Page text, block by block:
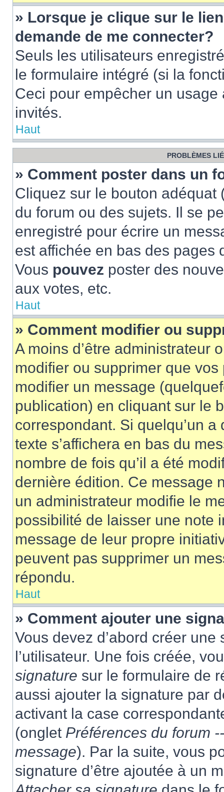
» Lorsque je clique sur le
demande de me connecter?
Seuls les utilisateurs
le formulaire intégré (si la
Ceci pour empêcher un
invités.
Haut
PROBLÈMES
» Comment poster dans un
Cliquez sur le bouton
du forum ou des sujets. Il se
enregistré pour écrire un
est affichée en bas des pages
Vous pouvez poster des
aux votes, etc.
Haut
» Comment modifier ou
A moins d’être administrateur
modifier ou supprimer que
modifier un message
publication) en cliquant sur le
correspondant. Si quelqu’un
texte s’affichera en bas du
nombre de fois qu’il a été
dernière édition. Ce message
un administrateur modifie le
possibilité de laisser une note
message de leur propre
peuvent pas supprimer un
répondu.
Haut
» Comment ajouter une
Vous devez d’abord créer
l’utilisateur. Une fois créée,
signature sur le formulaire de
aussi ajouter la signature par
activant la case
(onglet Préférences du forum
message). Par la suite, vous
signature d’être ajoutée à un